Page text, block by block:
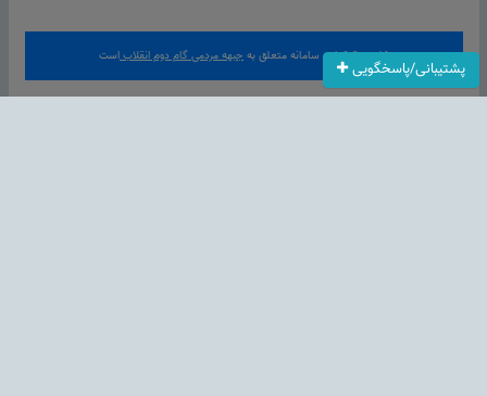
پشتیبانی/پاسخگویی
کلیه حقوق این سامانه متعلق به جبهه مردمی گام دوم انقلاباست